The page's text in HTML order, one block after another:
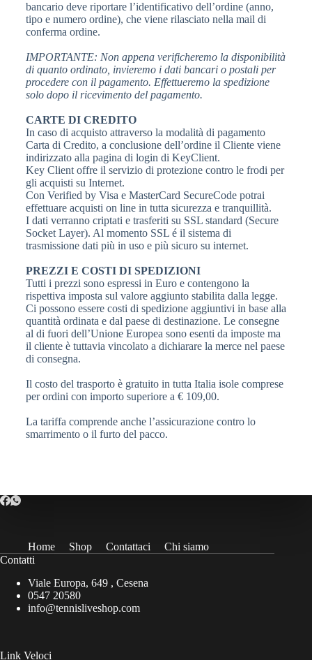
bancario deve riportare l’identificativo dell’ordine (anno,
tipo e numero ordine), che viene rilasciato nella mail di
conferma ordine.
IMPORTANTE: Non appena verificheremo la disponibilità
di quanto ordinato, invieremo i dati bancari o postali per
procedere con il pagamento. Effettueremo la spedizione
solo dopo il ricevimento del pagamento.
CARTE DI CREDITO
In caso di acquisto attraverso la modalità di pagamento
Carta di Credito, a conclusione dell’ordine il Cliente viene
indirizzato alla pagina di login di KeyClient.
Key Client offre il servizio di protezione contro le frodi per
gli acquisti su Internet.
Con Verified by Visa e MasterCard SecureCode potrai
effettuare acquisti on line in tutta sicurezza e tranquillità.
I dati verranno criptati e trasferiti su SSL standard (Secure
Socket Layer). Al momento SSL é il sistema di
trasmissione dati più in uso e più sicuro su internet.
PREZZI E COSTI DI SPEDIZIONI
Tutti i prezzi sono espressi in Euro e contengono la
rispettiva imposta sul valore aggiunto stabilita dalla legge.
Ci possono essere costi di spedizione aggiuntivi in base alla
quantità ordinata e dal paese di destinazione. Le consegne
al di fuori dell’Unione Europea sono esenti da imposte ma
il cliente è tuttavia vincolato a dichiarare la merce nel paese
di consegna.
Il costo del trasporto è gratuito in tutta Italia isole comprese
per ordini con importo superiore a € 109,00.
La tariffa comprende anche l’assicurazione contro lo
smarrimento o il furto del pacco.
Home Shop Contattaci
Chi siamo
Contatti
Viale Europa, 649 , Cesena
0547 20580
info@tennisliveshop.com
Link Veloci